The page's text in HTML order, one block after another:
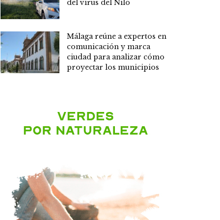
del virus del Nilo
Málaga reúne a expertos en
comunicación y marca
ciudad para analizar cómo
proyectar los municipios